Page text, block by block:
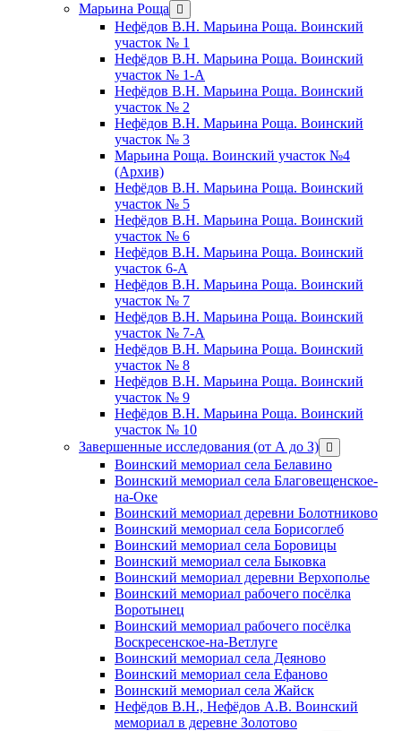
Марьина Роща
открыть
меню
Нефёдов В.Н. Марьина Роща. Воинский
участок № 1
Нефёдов В.Н. Марьина Роща. Воинский
участок № 1-А
Нефёдов В.Н. Марьина Роща. Воинский
участок № 2
Нефёдов В.Н. Марьина Роща. Воинский
участок № 3
Марьина Роща. Воинский участок №4
(Архив)
Нефёдов В.Н. Марьина Роща. Воинский
участок № 5
Нефёдов В.Н. Марьина Роща. Воинский
участок № 6
Нефёдов В.Н. Марьина Роща. Воинский
участок 6-А
Нефёдов В.Н. Марьина Роща. Воинский
участок № 7
Нефёдов В.Н. Марьина Роща. Воинский
участок № 7-А
Нефёдов В.Н. Марьина Роща. Воинский
участок № 8
Нефёдов В.Н. Марьина Роща. Воинский
участок № 9
Нефёдов В.Н. Марьина Роща. Воинский
участок № 10
Завершенные исследования (от А до З) открыть
меню
Воинский мемориал села Белавино
Воинский мемориал села Благовещенское-
на-Оке
Воинский мемориал деревни Болотниково
Воинский мемориал села Борисоглеб
Воинский мемориал села Боровицы
Воинский мемориал села Быковка
Воинский мемориал деревни Верхополье
Воинский мемориал рабочего посёлка
Воротынец
Воинский мемориал рабочего посёлка
Воскресенское-на-Ветлуге
Воинский мемориал села Деяново
Воинский мемориал села Ефаново
Воинский мемориал села Жайск
Нефёдов В.Н., Нефёдов А.В. Воинский
мемориал в деревне Золотово